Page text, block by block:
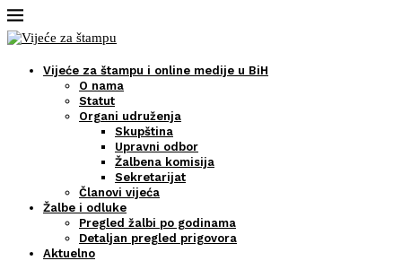
Vijeće za štampu i online medije u BiH
O nama
Statut
Organi udruženja
Skupština
Upravni odbor
Žalbena komisija
Sekretarijat
Članovi vijeća
Žalbe i odluke
Pregled žalbi po godinama
Detaljan pregled prigovora
Aktuelno